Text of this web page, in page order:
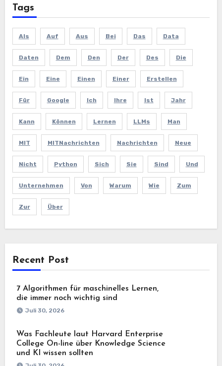
Tags
Als Auf Aus Bei Das Data
Daten Dem Den Der Des Die
Ein Eine Einen Einer Erstellen
Für Google Ich Ihre Ist Jahr
Kann Können Lernen LLMs Man
MIT MITNachrichten Nachrichten Neue
Nicht Python Sich Sie Sind Und
Unternehmen Von Warum Wie Zum
Zur Über
Recent Post
7 Algorithmen für maschinelles Lernen,
die immer noch wichtig sind
Juli 30, 2026
Was Fachleute laut Harvard Enterprise
College On-line über Knowledge Science
und KI wissen sollten